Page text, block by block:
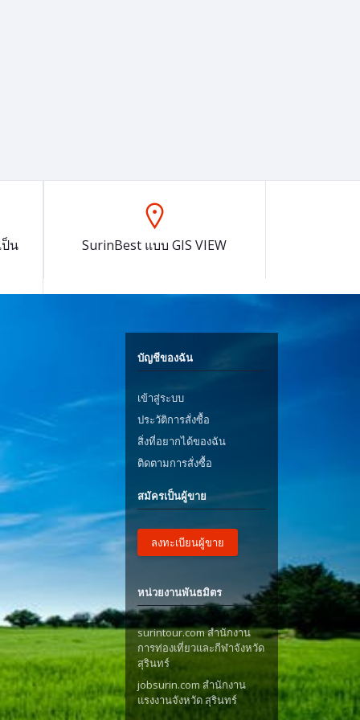
น SurinBest แบบ GIS VIEW
บัญชีของฉัน
เข้าสู่ระบบ
ประวัติการสั่งซื้อ
สิ่งที่อยากได้ของฉัน
ติดตามการสั่งซื้อ
สมัครเป็นผู้ขาย
ลงทะเบียนผู้ขาย
หน่วยงานพันธมิตร
surintour.com สำนักงาน
การท่องเที่ยวและกีฬาจังหวัด
สุรินทร์
jobsurin.com สำนักงาน
แรงงานจังหวัด สุรินทร์